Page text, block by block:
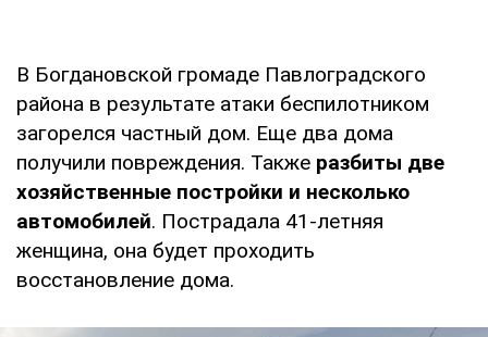
В Богдановской громаде Павлоградского
района в результате атаки беспилотником
загорелся частный дом. Еще два дома
получили повреждения. Также разбиты две
хозяйственные постройки и несколько
автомобилей. Пострадала 41-летняя
женщина, она будет проходить
восстановление дома.